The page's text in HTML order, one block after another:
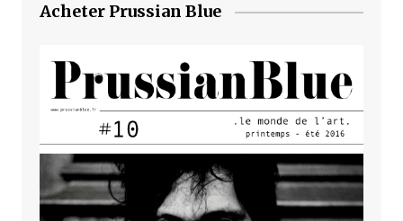
Acheter Prussian Blue